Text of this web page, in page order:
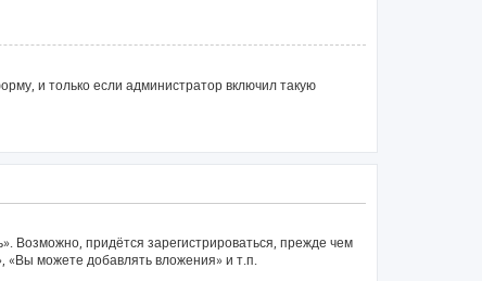
и только если администратор включил такую
Возможно, придётся зарегистрироваться, прежде чем
можете добавлять вложения» и т.п.